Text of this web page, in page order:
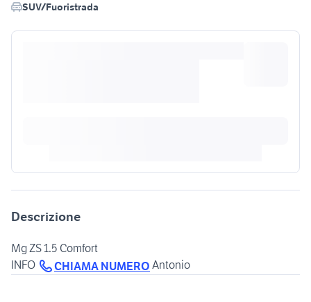
SUV/Fuoristrada
Descrizione
Mg ZS 1.5 Comfort
INFO
CHIAMA NUMERO